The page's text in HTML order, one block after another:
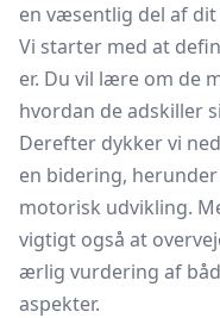
en væsentlig del af
Vi starter med at
er. Du vil lære om de
hvordan de adskiller
Derefter dykker vi
en bidering,
motorisk udvikling.
vigtigt også at
ærlig vurdering af
aspekter.